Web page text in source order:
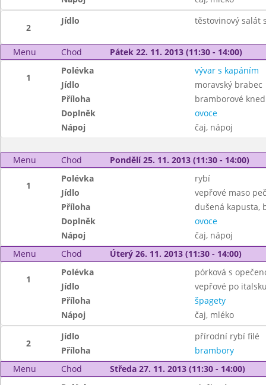
2
Jídlo těstovinový salát
Menu Chod Pátek 22. 11. 2013 (11:30 - 14:00)
1
Polévka
vývar s kapáním
Jídlo
moravský brabec
Příloha
bramborové
Doplněk
ovoce
Nápoj
čaj, nápoj
Menu Chod Pondělí 25. 11. 2013 (11:30 - 14:00)
1
Polévka
rybí
Jídlo
vepřové maso
Příloha
dušená kapusta,
Doplněk
ovoce
Nápoj
čaj, nápoj
Menu
Chod Úterý 26. 11. 2013 (11:30 - 14:00)
1
Polévka
pórková s
Jídlo
vepřové po
Příloha
špagety
Nápoj
čaj, mléko
2
Jídlo
přírodní rybí filé
Příloha
brambory
Menu
Chod Středa 27. 11. 2013 (11:30 - 14:00)